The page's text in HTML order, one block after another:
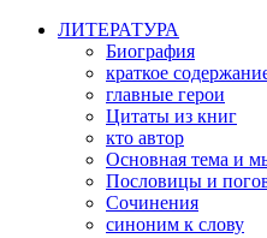
ЛИТЕРАТУРА
Биография
краткое
главные герои
Цитаты из книг
кто автор
Основная тема и
Пословицы и
Сочинения
синоним к слову